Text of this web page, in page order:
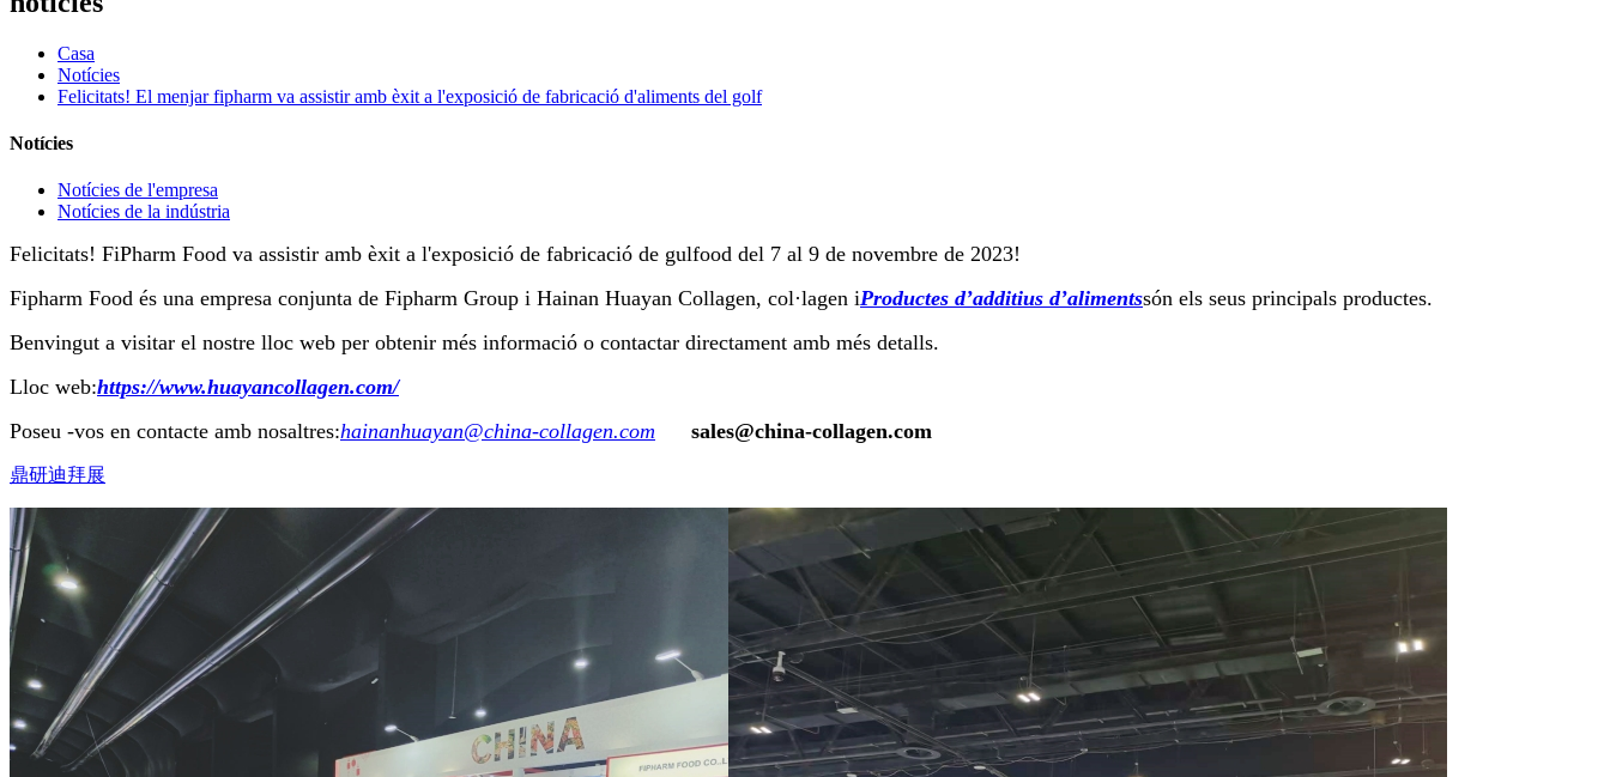
Casa
Notícies
Felicitats! El menjar fipharm va assistir amb èxit a l'exposició de fabricació d'aliments del golf
Notícies
Notícies de l'empresa
Notícies de la indústria
Felicitats! FiPharm Food va assistir amb èxit a l'exposició de fabricació de gulfood del 7 al 9 de novembre de 2023!
Fipharm Food és una empresa conjunta de Fipharm Group i Hainan Huayan Collagen, col·lagen iProductes d’additius d’alimentssón els seus principals productes.
Benvingut a visitar el nostre lloc web per obtenir més informació o contactar directament amb més detalls.
Lloc web:https://www.huayancollagen.com/
Poseu -vos en contacte amb nosaltres:hainanhuayan@china-collagen.com sales@china-collagen.com
鼎研迪拜展